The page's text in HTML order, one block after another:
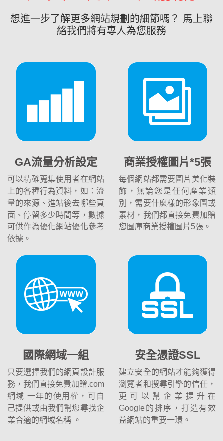
想進一步了解更多網站規劃的細節嗎？ 馬上聯
絡我們將有專人為您服務
GA流量分析設定
可以精確蒐集使用者在網站
上的各種行為資料，如：流
量的來源、進站後去哪些頁
面、停留多少時間等，數據
可供作為優化網站優化參考
依據。
商業授權圖片*5張
每個網站都需要圖片美化裝
飾，無論您是任何產業類
別，需要什麼樣的形象圖或
素材，我們都直接免費加贈
您圖庫商業授權圖片5張。
國際網域一組
只要選擇我們的網頁設計服
務，我們直接免費加贈.com
網域 一年的使用權，可自
己提供或由我們幫您尋找企
業合適的網域名稱 。
安全憑證SSL
建立安全的網站才能夠獲得
瀏覽者和搜尋引擎的信任，
更可以幫企業提升在
Google的排序，打造有效
益網站的重要一環。